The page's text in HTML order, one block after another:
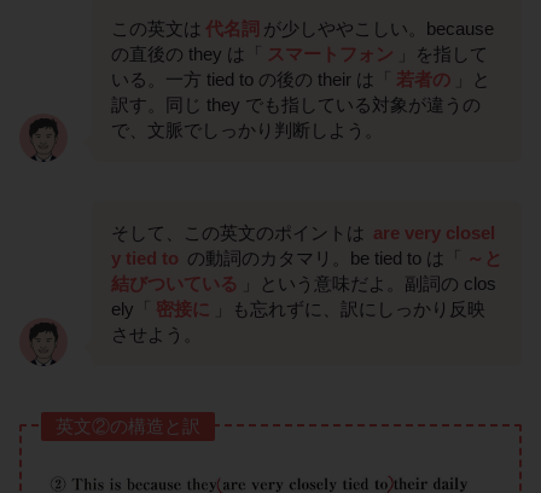
この英文は 代名詞 が少しややこしい。because
の直後の they は「
スマートフォン
」を指して
いる。一方 tied to の後の their は「 若者の
」と
訳す。同じ they でも指している対象が違うの
で、文脈でしっかり判断しよう。
そして、この英文のポイントは are very closel
y tied to の動詞のカタマリ。be tied to は「
～と
結びついている
」という意味だよ。副詞の clos
ely「 密接に
」も忘れずに、訳にしっかり反映
させよう。
英文②の構造と訳